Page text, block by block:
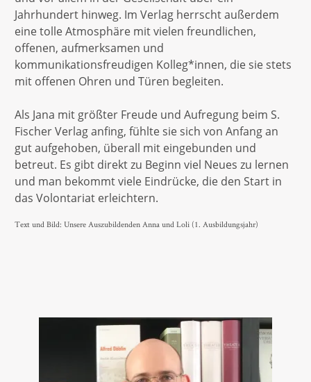
Jahrhundert hinweg. Im Verlag herrscht außerdem
eine tolle Atmosphäre mit vielen freundlichen,
offenen, aufmerksamen und
kommunikationsfreudigen Kolleg*innen, die sie stets
mit offenen Ohren und Türen begleiten.
Als Jana mit größter Freude und Aufregung beim S.
Fischer Verlag anfing, fühlte sie sich von Anfang an
gut aufgehoben, überall mit eingebunden und
betreut. Es gibt direkt zu Beginn viel Neues zu lernen
und man bekommt viele Eindrücke, die den Start in
das Volontariat erleichtern.
Text und Bild: Unsere Auszubildenden Anna und Loli (1. Ausbildungsjahr)